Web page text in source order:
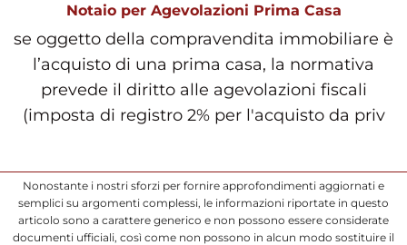
Notaio per Agevolazioni Prima Casa
se oggetto della compravendita immobiliare è
l’acquisto di una prima casa, la normativa
prevede il diritto alle agevolazioni fiscali
(imposta di registro 2% per l'acquisto da priv
Nonostante i nostri sforzi per fornire approfondimenti aggiornati e
semplici su argomenti complessi, le informazioni riportate in questo
articolo sono a carattere generico e non possono essere considerate
documenti ufficiali, così come non possono in alcun modo sostituire il